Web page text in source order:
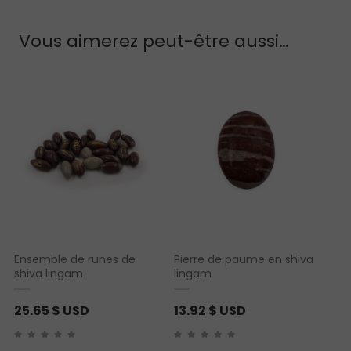
Vous aimerez peut-être aussi…
Ensemble de runes de
shiva lingam
25.65 $ USD
Pierre de paume en shiva
lingam
13.92 $ USD